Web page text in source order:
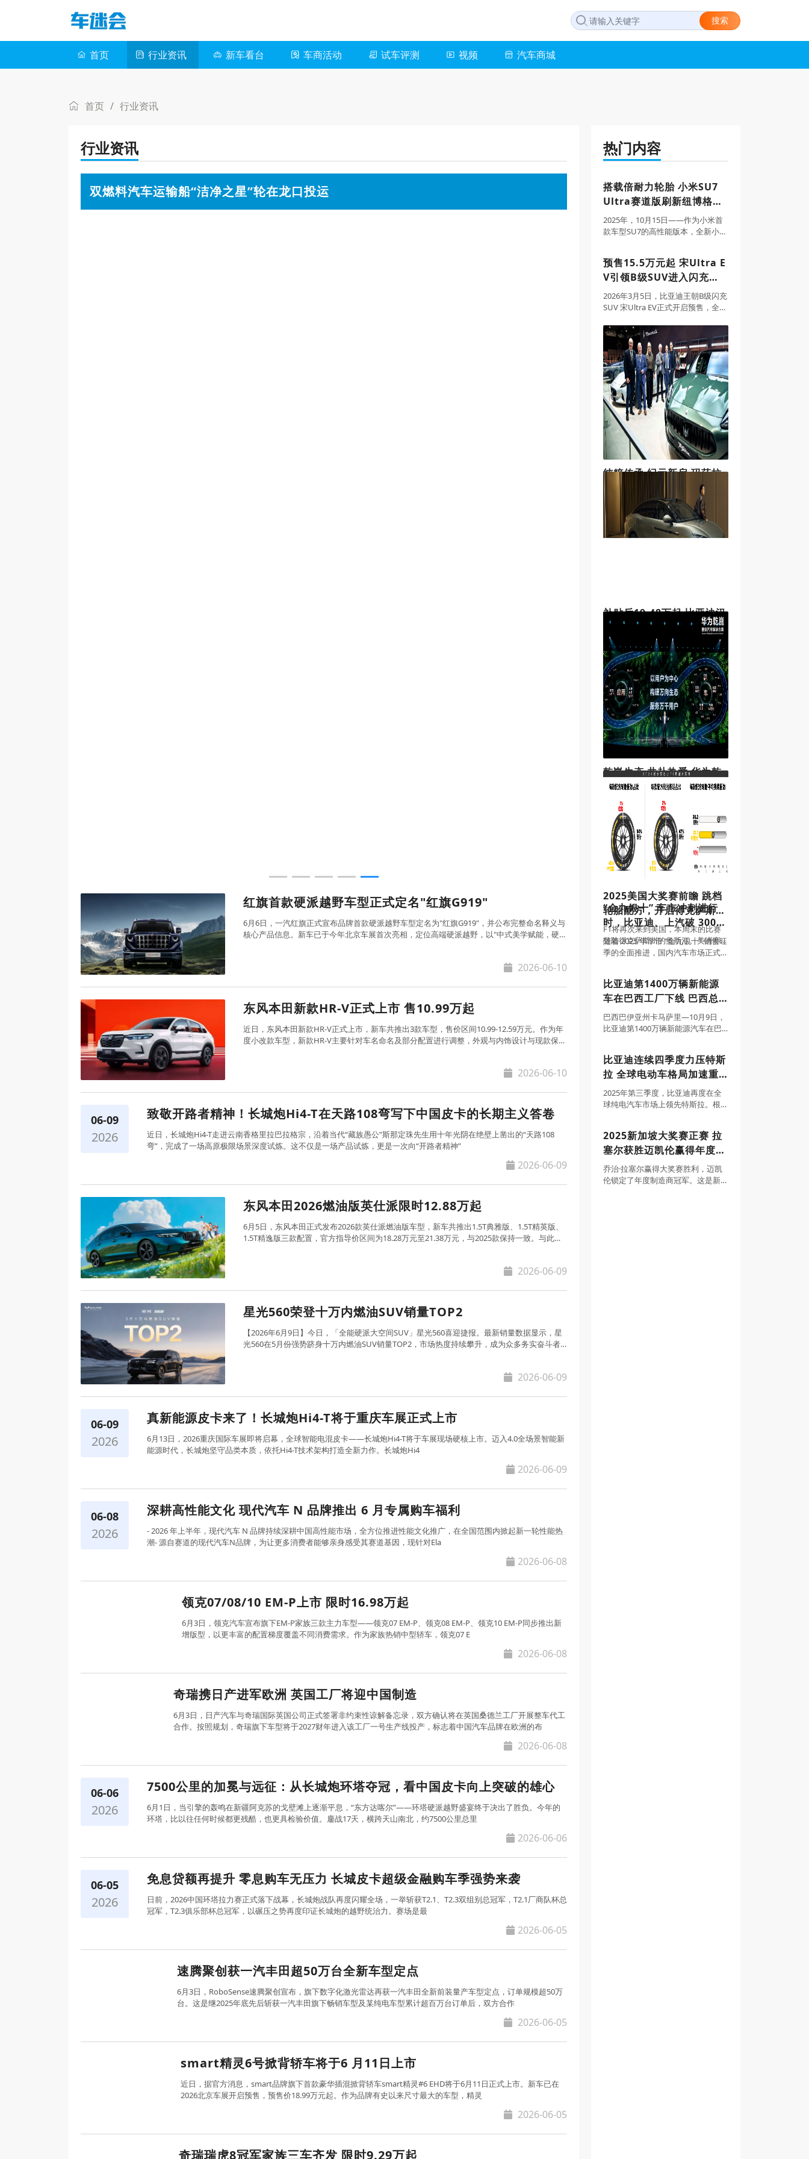
搜索
首页 行业资讯 新车看台 车商活动 试车评测 视频 汽车商城
首页 / 行业资讯
行业资讯
长城H10上市 方盒子SUV限时20.18万元起
红旗首款硬派越野车型正式定名"红旗G919"
6月6日，一汽红旗正式宣布品牌首款硬派越野车型定名为"红旗G919"，并公布完整命名释义与
核心产品信息。新车已于今年北京车展首次亮相，定位高端硬派越野，以"中式美学赋能，硬核
2026-06-10
东风本田新款HR-V正式上市 售10.99万起
近日，东风本田新款HR-V正式上市，新车共推出3款车型，售价区间10.99-12.59万元。作为年
度小改款车型，新款HR-V主要针对车名命名及部分配置进行调整，外观与内饰设计与现款保持
2026-06-10
06-09
2026
致敬开路者精神！长城炮Hi4-T在天路108弯写下中国皮卡的长期主义答卷
近日，长城炮Hi4-T走进云南香格里拉巴拉格宗，沿着当代“藏族愚公”斯那定珠先生用十年光阴在绝壁上凿出的“天路108
弯”，完成了一场高原极限场景深度试炼。这不仅是一场产品试炼，更是一次向“开路者精神”
2026-06-09
东风本田2026燃油版英仕派限时12.88万起
6月5日，东风本田正式发布2026款英仕派燃油版车型，新车共推出1.5T典雅版、1.5T精英版、
1.5T精逸版三款配置，官方指导价区间为18.28万元至21.38万元，与2025款保持一致。与此同
2026-06-09
星光560荣登十万内燃油SUV销量TOP2
【2026年6月9日】今日，「全能硬派大空间SUV」星光560喜迎捷报。最新销量数据显示，星
光560在5月份强势跻身十万内燃油SUV销量TOP2，市场热度持续攀升，成为众多务实奋斗者
2026-06-09
06-09
2026
真新能源皮卡来了！长城炮Hi4-T将于重庆车展正式上市
6月13日，2026重庆国际车展即将启幕，全球智能电混皮卡——长城炮Hi4-T将于车展现场硬核上市。迈入4.0全场景智能新
能源时代，长城炮坚守品类本质，依托Hi4-T技术架构打造全新力作。长城炮Hi4
2026-06-09
06-08
2026
深耕高性能文化 现代汽车 N 品牌推出 6 月专属购车福利
- 2026 年上半年，现代汽车 N 品牌持续深耕中国高性能市场，全方位推进性能文化推广，在全国范围内掀起新一轮性能热
潮- 源自赛道的现代汽车N品牌，为让更多消费者能够亲身感受其赛道基因，现针对Ela
2026-06-08
领克07/08/10 EM-P上市 限时16.98万起
6月3日，领克汽车宣布旗下EM-P家族三款主力车型——领克07 EM-P、领克08 EM-P、领克10 EM-P同步推出新
增版型，以更丰富的配置梯度覆盖不同消费需求。作为家族热销中型轿车，领克07 E
2026-06-08
奇瑞携日产进军欧洲 英国工厂将迎中国制造
6月3日，日产汽车与奇瑞国际英国公司正式签署非约束性谅解备忘录，双方确认将在英国桑德兰工厂开展整车代工
合作。按照规划，奇瑞旗下车型将于2027财年进入该工厂一号生产线投产，标志着中国汽车品牌在欧洲的布
2026-06-08
06-06
2026
7500公里的加冕与远征：从长城炮环塔夺冠，看中国皮卡向上突破的雄心
6月1日，当引擎的轰鸣在新疆阿克苏的戈壁滩上逐渐平息，“东方达喀尔”——环塔硬派越野盛宴终于决出了胜负。今年的
环塔，比以往任何时候都更残酷，也更具检验价值。鏖战17天，横跨天山南北，约7500公里总里
2026-06-06
06-05
2026
免息贷额再提升 零息购车无压力 长城皮卡超级金融购车季强势来袭
日前，2026中国环塔拉力赛正式落下战幕，长城炮战队再度闪耀全场，一举斩获T2.1、T2.3双组别总冠军，T2.1厂商队杯总
冠军，T2.3俱乐部杯总冠军，以碾压之势再度印证长城炮的越野统治力。赛场是最
2026-06-05
速腾聚创获一汽丰田超50万台全新车型定点
6月3日，RoboSense速腾聚创宣布，旗下数字化激光雷达再获一汽丰田全新前装量产车型定点，订单规模超50万
台。这是继2025年底先后斩获一汽丰田旗下畅销车型及某纯电车型累计超百万台订单后，双方合作
2026-06-05
smart精灵6号掀背轿车将于6 月11日上市
近日，据官方消息，smart品牌旗下首款豪华插混掀背轿车smart精灵#6 EHD将于6月11日正式上市。新车已在
2026北京车展开启预售，预售价18.99万元起。作为品牌有史以来尺寸最大的车型，精灵
2026-06-05
奇瑞瑞虎8冠军家族三车齐发 限时9.29万起
热门内容
搭载倍耐力轮胎 小米SU7
Ultra赛道版刷新纽博格林
电动车圈速纪录
2025年，10月15日——作为小米首
款车型SU7的高性能版本，全新小米
耐力为小米定制了两款规格的P Ze
预售15.5万元起 宋Ultra E
V引领B级SUV进入闪充时
代
2026年3月5日，比亚迪王朝B级闪充
SUV 宋Ultra EV正式开启预售，全系
技术，同时配备多项奢适配置。新
车预售价15.5-18.5万元。同时，预
订用户还将享受整整
纯粹传承 纪元新启 玛莎拉
蒂“三叉戟之年”于2026布
鲁塞尔车展优雅启幕
2026年1月14日，上海——备受瞩目
的2026年布鲁塞尔车展，于1月9日
至18日隆重举行。意式奢华缔造者
玛莎拉蒂，携旗下多款重磅车型优
补贴后19.48万起 比亚迪汉
L新增双车色并实现“车位到
车位”领航辅助
在近日开幕的第二十三届广州国际
车展上，比亚迪正式亮相了旗舰轿
车汉L的全新车色，并宣布推出包含
“车位到车位”领航辅助等功能的OTA
升级。汉L EV共推出3款配置，补贴
后售价20.48万-26.48万元；
乾崑生态 共赴热爱 华为乾
崑智驾与座舱双双迈入L3时
11月20日，华为乾崑智能汽车解决
方案在广州举行以“乾崑生态 共赴热
爱”为主题的乾崑生态大会，宣布华
为乾崑智驾合作车型已在多城开启
高速L3内测，并将与生态伙伴协作
展开停车缴费、自动充电、洗车养
车等生态
2025美国大奖赛前瞻 跳档
轮胎配方，开启得克萨斯州
牛仔之旅
F1将再次来到美国，本周末的比赛
登陆得克萨斯州的奥斯汀。美洲赛
道，于2012年首次登上赛历，今年
之间有跳档。这将成为一次有趣的
尝试——在这条
“金九银十” 车市冲刺进行
时，比亚迪、上汽破 300
万辆 最新销量目标完成率
超71%领跑行业
随着 2025 年车市 “金九银十” 销售旺
季的全面推进，国内汽车市场正式
示，今年前三季度中国汽车行业整
体延续稳中向好态势，新能源汽车
比亚迪第1400万辆新能源
车在巴西工厂下线 巴西总
统卢拉成为车主
巴西巴伊亚州卡马萨里—10月9日，
比亚迪第1400万辆新能源汽车在巴
美大陆刻下了中国车企的新高度。
巴西总统卢拉、副总统杰拉尔多·阿
比亚迪连续四季度力压特斯
拉 全球电动车格局加速重
塑
2025年第三季度，比亚迪再度在全
球纯电汽车市场上领先特斯拉。根
量达582522辆，而特斯拉交付量为
497099辆，比亚迪单季度领先8542
2025新加坡大奖赛正赛 拉
塞尔获胜迈凯伦赢得年度制
造商冠军
乔治·拉塞尔赢得大奖赛胜利，迈凯
伦锁定了年度制造商冠军。这是新